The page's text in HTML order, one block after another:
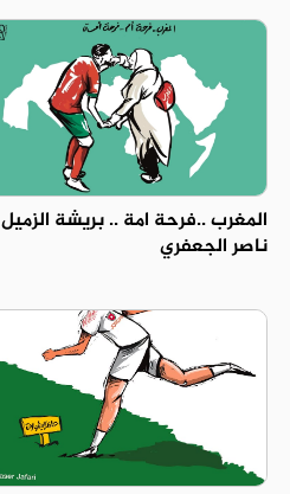
المغرب ..فرحة امة .. بريشة الزميل
ناصر الجعفري